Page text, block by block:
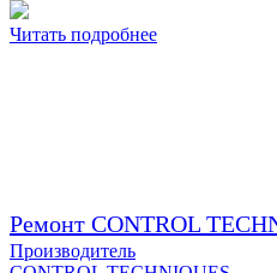
Читать подробнее
Ремонт CONTROL
Производитель